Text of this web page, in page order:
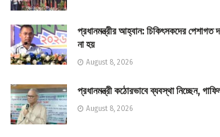
প্রধানমন্ত্রীর আহ্বান: চিকিৎসকদের পেশাগত
না হয়
August 8, 2026
প্রধানমন্ত্রী কঠোরভাবে ব্যবস্থা নিচ্ছেন,
August 8, 2026